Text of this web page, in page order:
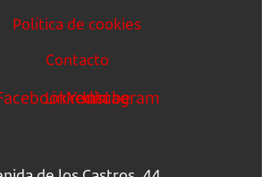
Política de cookies
Contacto
Linkedin
Youtube
Instagram